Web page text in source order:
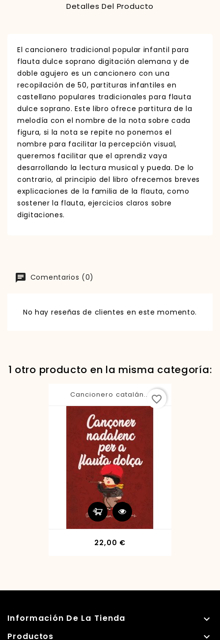
Detalles Del Producto
El cancionero tradicional popular infantil para
flauta dulce soprano digitación alemana y de
doble agujero es un cancionero con una
recopilación de 50, partituras infantiles en
castellano populares tradicionales para flauta
dulce soprano. Este libro ofrece partitura de la
melodía con el nombre de la nota sobre cada
figura, si la nota se repite no ponemos el
nombre para facilitar la percepción visual,
queremos facilitar que el aprendiz vaya
desarrollando la lectura musical y pueda. De lo
contrario, al principio del libro ofrecemos breves
explicaciones de la familia de la flauta, como
sostener la flauta, ejercicios claros sobre
digitaciones.
Comentarios (0)
No hay reseñas de clientes en este momento.
1 otro producto en la misma categoría:
Cancionero catalán...
22,00 €Precio
favorite_border
Información De La Tienda 
Productos 